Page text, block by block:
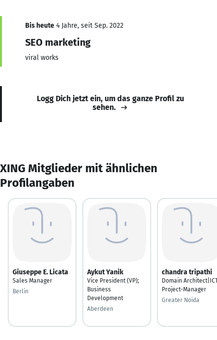
Bis heute 4 Jahre, seit Sep. 2022
SEO marketing
viral works
Logg Dich jetzt ein, um das ganze Profil zu
sehen.
XING Mitglieder mit ähnlichen
Profilangaben
Giuseppe E. Licata
Sales Manager
Berlin
Aykut Yanik
Vice President (VP);
Business
Development
Aberdeen
chandra tripathi
Domain
Project-Manager
Greater Noida